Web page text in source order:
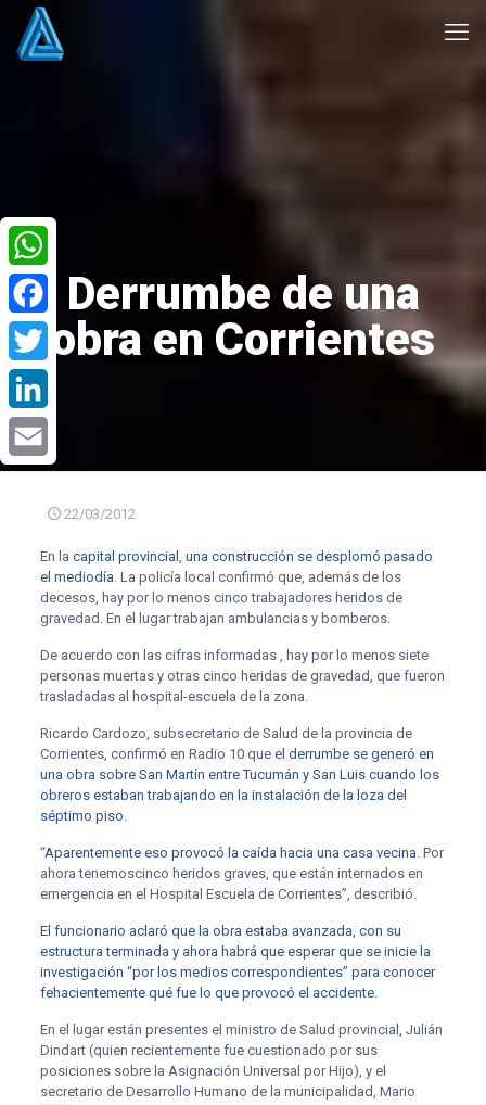
Derrumbe de una
obra en Corrientes
22/03/2012
En la capital provincial , una construcción se desplomó pasado
el mediodía. La policía local confirmó que, además de los
decesos, hay por lo menos cinco trabajadores heridos de
gravedad. En el lugar trabajan ambulancias y bomberos.
De acuerdo con las cifras informadas , hay por lo menos siete
personas muertas y otras cinco heridas de gravedad, que fueron
trasladadas al hospital-escuela de la zona.
Ricardo Cardozo, subsecretario de Salud de la provincia de
Corrientes, confirmó en Radio 10 que el derrumbe se generó en
una obra sobre San Martín entre Tucumán y San Luis cuando los
obreros estaban trabajando en la instalación de la loza del
séptimo piso.
“Aparentemente eso provocó la caída hacia una casa vecina. Por
ahora tenemoscinco heridos graves, que están internados en
emergencia en el Hospital Escuela de Corrientes”, describió.
El funcionario aclaró que la obra estaba avanzada, con su
estructura terminada y ahora habrá que esperar que se inicie la
investigación “por los medios correspondientes” para conocer
fehacientemente qué fue lo que provocó el accidente.
En el lugar están presentes el ministro de Salud provincial, Julián
Dindart (quien recientemente fue cuestionado por sus
posiciones sobre la Asignación Universal por Hijo), y el
secretario de Desarrollo Humano de la municipalidad, Mario
WhatsApp
Facebook
Twitter
LinkedIn
Email